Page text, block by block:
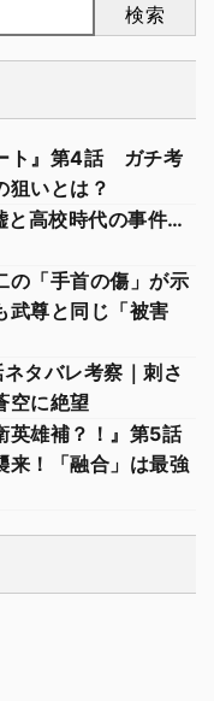
検索
ト』第4話 ガチ考
狙いとは？
と高校時代の事件…
の「手首の傷」が示
武尊と同じ「被害
タバレ考察｜刺さ
空に絶望
英雄補？！』第5話
来！「融合」は最強